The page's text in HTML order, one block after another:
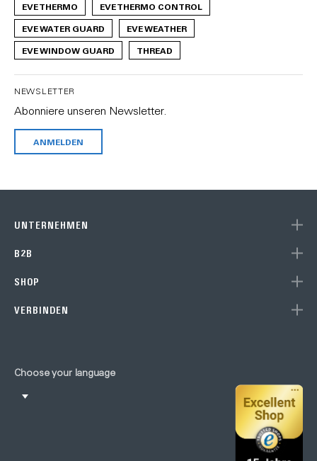
EVE THERMO
EVE THERMO CONTROL
EVE WATER GUARD
EVE WEATHER
EVE WINDOW GUARD
THREAD
NEWSLETTER
Abonniere unseren Newsletter.
ANMELDEN
UNTERNEHMEN
B2B
SHOP
VERBINDEN
Choose your language
10% Rabatt für Newsletter-
Abonnenten
Abonniere unseren Newsletter und erhalte 10% Rabatt auf
deinen nächsten Einkauf (Einzelprodukte) im Eve Store.